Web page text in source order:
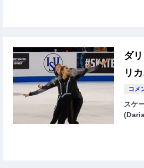
ダ
リ
コメ
スケ